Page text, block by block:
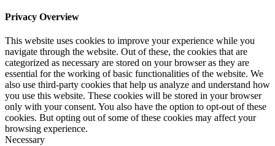
Privacy Overview
This website uses cookies to improve your experience while you
navigate through the website. Out of these, the cookies that are
categorized as necessary are stored on your browser as they are
essential for the working of basic functionalities of the website. We
also use third-party cookies that help us analyze and understand how
you use this website. These cookies will be stored in your browser
only with your consent. You also have the option to opt-out of these
cookies. But opting out of some of these cookies may affect your
browsing experience.
Necessary